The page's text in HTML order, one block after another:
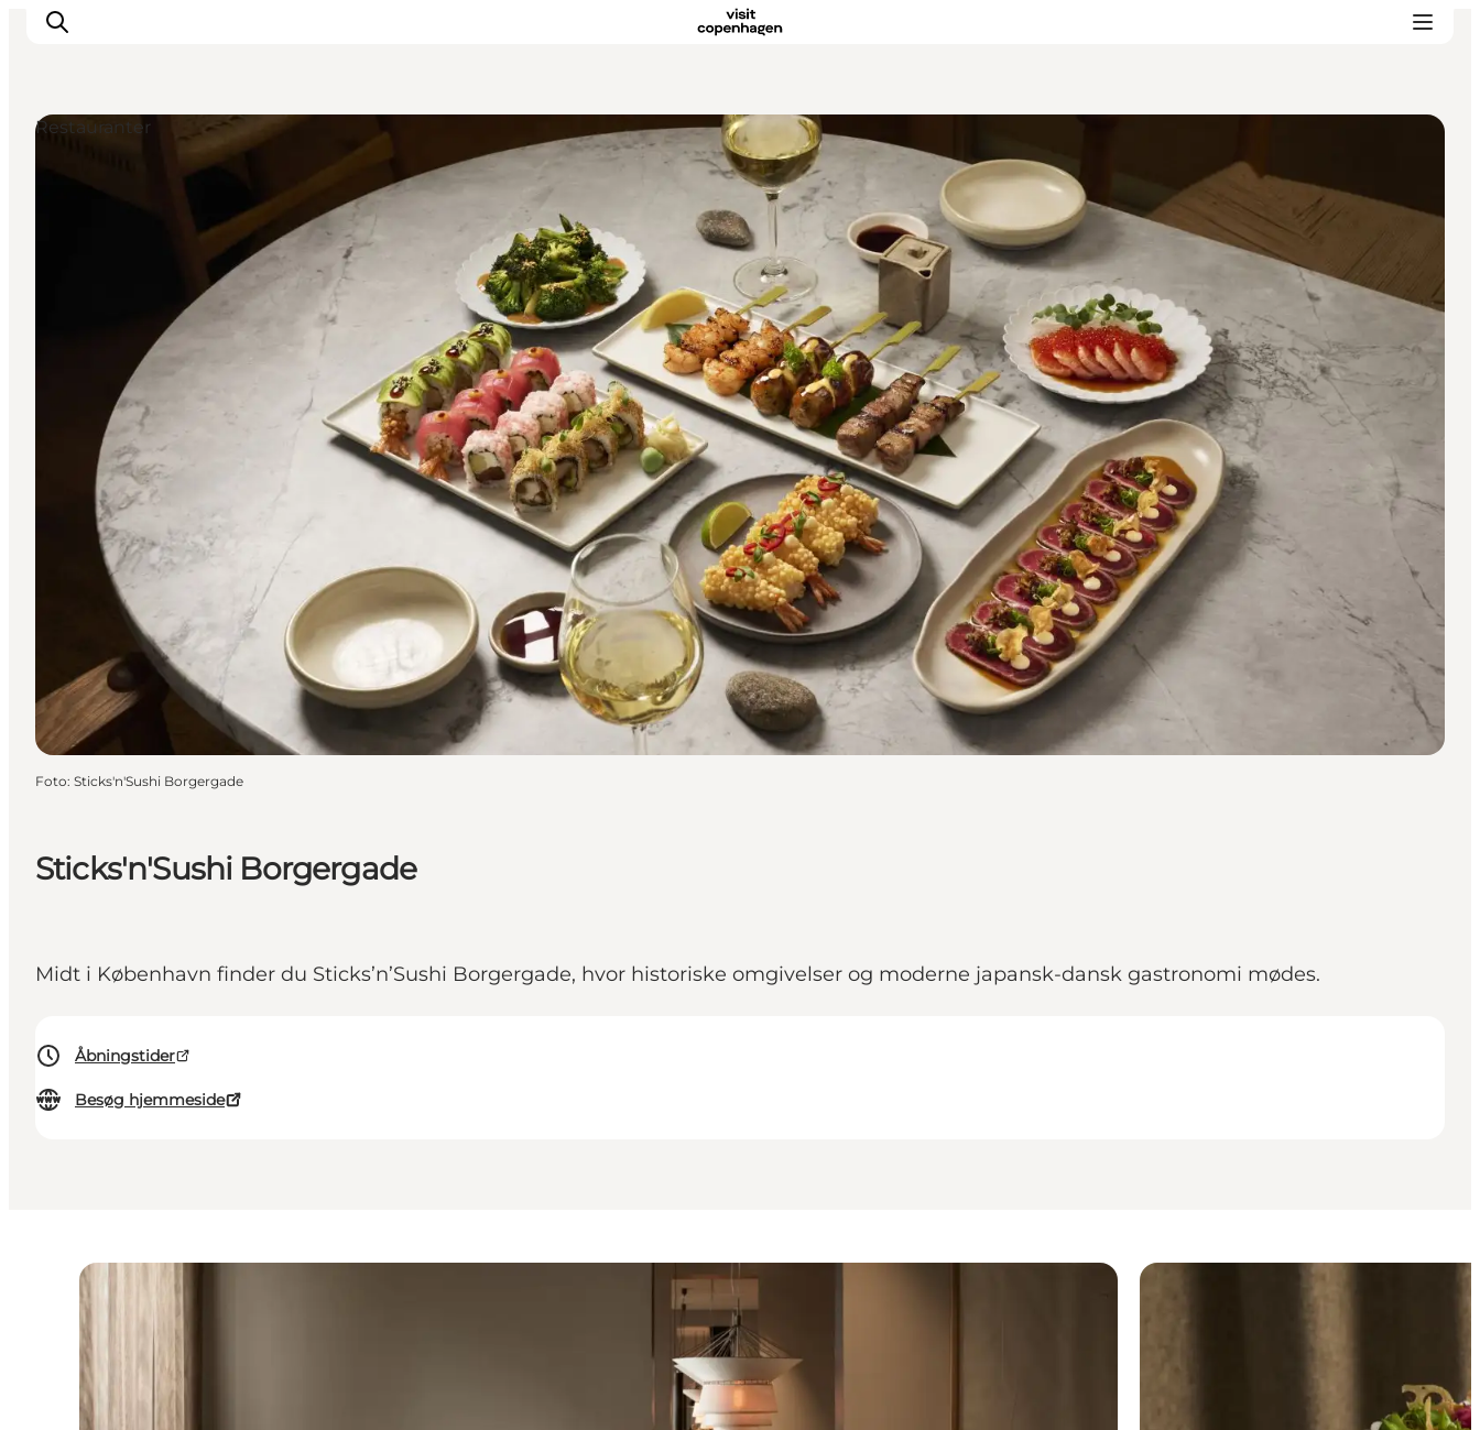
This is Copenhagen
Planlæg din tur
CopenPay
Copenhagen Card
Sticks'n'Sushi Borgergade
Midt i København finder du Sticks’n’Sushi Borgergade, hvor historiske omgivelser og moderne japansk-dansk gastronomi mødes.
Åbningstider
Besøg hjemmeside
Restauranter
Foto: Sticks'n'Sushi Borgergade